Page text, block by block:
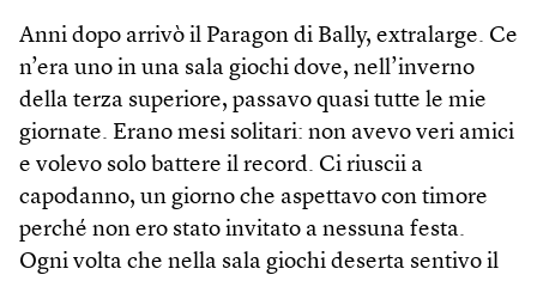
Anni dopo arrivò il Paragon di Bally, extralarge. Ce
n’era uno in una sala giochi dove, nell’inverno
della terza superiore, passavo quasi tutte le mie
giornate. Erano mesi solitari: non avevo veri amici
e volevo solo battere il record. Ci riuscii a
capodanno, un giorno che aspettavo con timore
perché non ero stato invitato a nessuna festa.
Ogni volta che nella sala giochi deserta sentivo il